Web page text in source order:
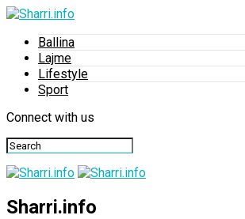
Ballina
Lajme
Lifestyle
Sport
Connect with us
Sharri.info